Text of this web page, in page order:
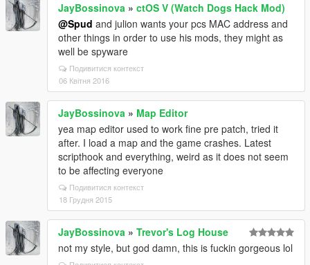
JayBossinova » ctOS V (Watch Dogs Hack Mod)
@Spud and julion wants your pcs MAC address and
other things in order to use his mods, they might as
well be spyware
Подивитися контекст
06 Квітня 2016
JayBossinova » Map Editor
yea map editor used to work fine pre patch, tried it
after. I load a map and the game crashes. Latest
scripthook and everything, weird as it does not seem
to be affecting everyone
Подивитися контекст
18 Грудня 2015
JayBossinova » Trevor's Log House
not my style, but god damn, this is fuckin gorgeous lol